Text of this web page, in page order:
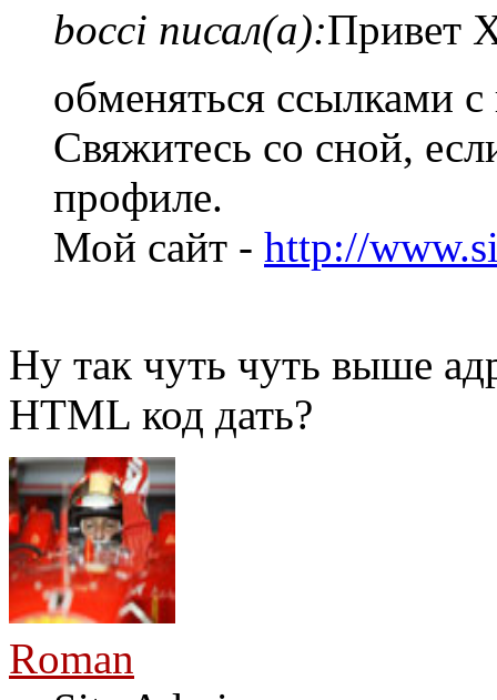
bocci писал(а):Привет
обменяться ссылками
Свяжитесь со сной,
профиле.
Мой сайт - http://
Ну так чуть чуть выше
HTML код дать?
Roman